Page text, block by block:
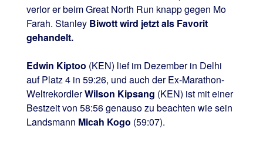
verlor er beim Great North Run knapp gegen Mo
Farah. StanleyBiwott wird jetzt als Favorit
gehandelt.
Edwin Kiptoo (KEN) lief im Dezember in Delhi
auf Platz 4 in 59:26, und auch der Ex-Marathon-
WeltrekordlerWilson Kipsang (KEN) ist mit einer
Bestzeit von 58:56 genauso zu beachten wie sein
Landsmann Micah Kogo (59:07).